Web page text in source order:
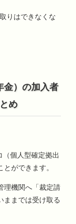
りはできなくな
金）の加入者
め
個人型確定拠出
ができます。
理機関へ「裁定請
ままでは受け取る